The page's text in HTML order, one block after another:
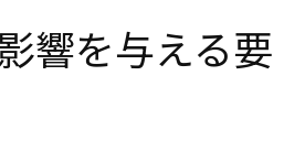
響を与える要